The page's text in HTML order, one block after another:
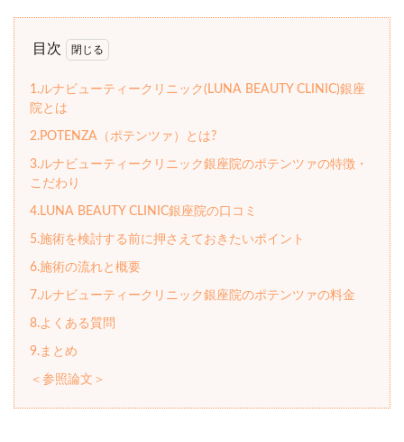
目次
1.ルナビューティークリニック(LUNA BEAUTY CLINIC)銀座
院とは
2.POTENZA（ポテンツァ）とは?
3.ルナビューティークリニック銀座院のポテンツァの特徴・
こだわり
4.LUNA BEAUTY CLINIC銀座院の口コミ
5.施術を検討する前に押さえておきたいポイント
6.施術の流れと概要
7.ルナビューティークリニック銀座院のポテンツァの料金
8.よくある質問
9.まとめ
＜参照論文＞